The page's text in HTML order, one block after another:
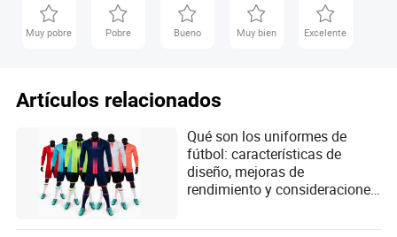
Muy pobre Pobre Bueno Muy bien Excelente
Artículos relacionados
Qué son los uniformes de
fútbol: características de
diseño, mejoras de
rendimiento y consideraciones